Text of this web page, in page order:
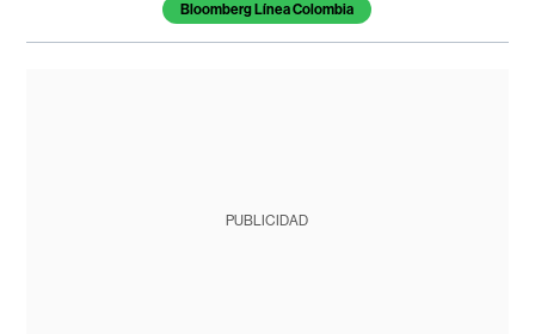
Bloomberg Línea Colombia
PUBLICIDAD